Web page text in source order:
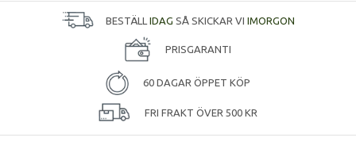
BESTÄLL IDAG SÅ SKICKAR VI IMORGON
PRISGARANTI
60 DAGAR ÖPPET KÖP
FRI FRAKT ÖVER 500 KR